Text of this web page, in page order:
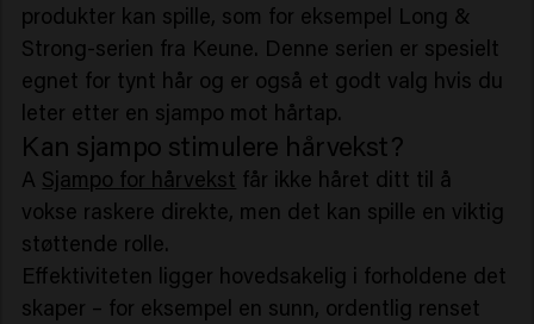
produkter kan spille, som for eksempel Long &
Strong-serien fra Keune. Denne serien er spesielt
egnet for tynt hår og er også et godt valg hvis du
leter etter en sjampo mot hårtap.
Kan sjampo stimulere hårvekst?
A Sjampo for hårvekst får ikke håret ditt til å
vokse raskere direkte, men det kan spille en viktig
støttende rolle.
Effektiviteten ligger hovedsakelig i forholdene det
skaper – for eksempel en sunn, ordentlig renset